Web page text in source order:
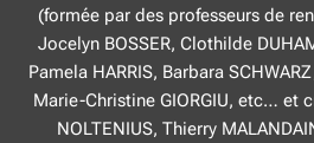
(formée par des professeurs de
Jocelyn BOSSER, Clothilde
Pamela HARRIS, Barbara
Marie-Christine GIORGIU, etc… et
NOLTENIUS, Thierry